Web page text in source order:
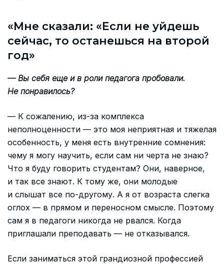
«Мне сказали: «Если не уйдешь
сейчас, то останешься на второй
год»
— Вы себя еще и в роли педагога пробовали.
Не понравилось?
— К сожалению, из-за комплекса
неполноценности — это моя неприятная и тяжелая
особенность, у меня есть внутренние сомнения:
чему я могу научить, если сам ни черта не знаю?
Что я буду говорить студентам? Они, наверное,
и так все знают. К тому же, они молодые
и слышат все по-другому. А я от возраста слегка
оглох — в прямом и переносном смысле. Поэтому
сам я в педагоги никогда не рвался. Когда
приглашали преподавать — не отказывался.
Если заниматься этой грандиозной профессией